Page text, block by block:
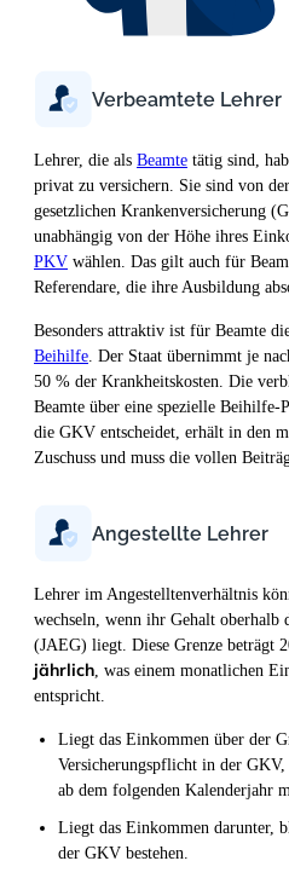
Verbeamtete Lehrer
Lehrer, die als Beamte tätig sind,
privat zu versichern. Sie sind von
gesetzlichen Krankenversicherung
unabhängig von der Höhe ihres
PKV wählen. Das gilt auch für
Referendare, die ihre Ausbildung
Besonders attraktiv ist für Beamte
Beihilfe . Der Staat übernimmt je
50 % der Krankheitskosten. Die
Beamte über eine spezielle
die GKV entscheidet, erhält in den
Zuschuss und muss die vollen
Angestellte Lehrer
Lehrer im Angestelltenverhältnis
wechseln, wenn ihr Gehalt oberhalb
(JAEG) liegt. Diese Grenze beträgt
jährlich , was einem monatlichen
entspricht.
Liegt das Einkommen über der
Versicherungspflicht in der
ab dem folgenden Kalenderjahr
Liegt das Einkommen darunter,
der GKV bestehen.